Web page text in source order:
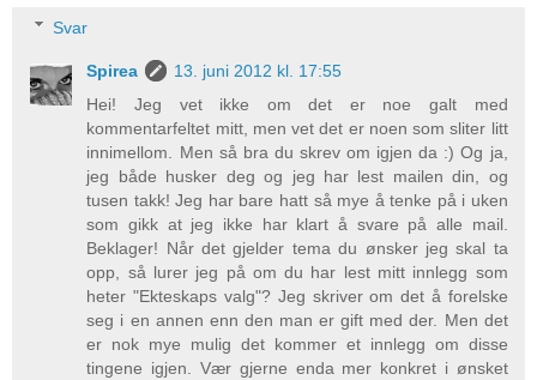
Svar
Spirea
13. juni 2012 kl. 17:55
Hei! Jeg vet ikke om det er noe galt med
kommentarfeltet mitt, men vet det er noen som sliter litt
innimellom. Men så bra du skrev om igjen da :) Og ja,
jeg både husker deg og jeg har lest mailen din, og
tusen takk! Jeg har bare hatt så mye å tenke på i uken
som gikk at jeg ikke har klart å svare på alle mail.
Beklager! Når det gjelder tema du ønsker jeg skal ta
opp, så lurer jeg på om du har lest mitt innlegg som
heter "Ekteskaps valg"? Jeg skriver om det å forelske
seg i en annen enn den man er gift med der. Men det
er nok mye mulig det kommer et innlegg om disse
tingene igjen. Vær gjerne enda mer konkret i ønsket